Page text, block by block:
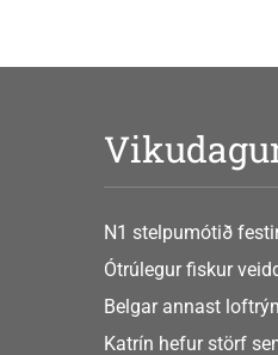
N1 stelpumótið
Ótrúlegur fiskur
Belgar annast
Katrín hefur störf